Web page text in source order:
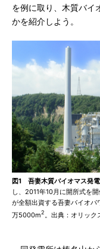
を例に取り、木質バイ
かを紹介しよう。
図1 吾妻木質バイオマス発
し、2011年10月に開所式を
が全額出資する吾妻バイオ
万5000m2 。出典：オリック